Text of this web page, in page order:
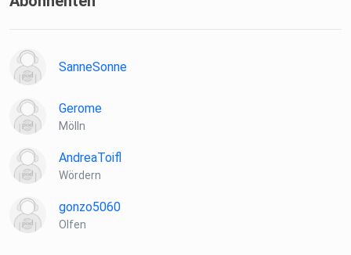
SanneSonne
Gerome
Mölln
AndreaToifl
Wördern
gonzo5060
Olfen